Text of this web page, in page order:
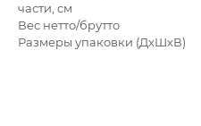
части, см
Вес нетто/брутто
Размеры упаковки (ДхШхВ)